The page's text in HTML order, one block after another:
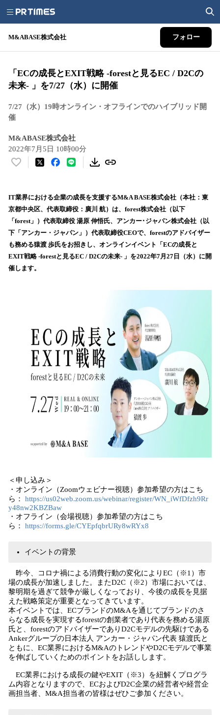
M&ABASE株式会社 フォロー
「ECの成長とEXIT戦略 -forestと見るEC / D2Cの
未来- 」を7/27（水）に開催
7/27（水）19時オンライン・オフラインでのハイブリッド開
催
M&ABASE株式会社
2022年7月5日 10時00分
い
！
数
を
読
込
み
中
IT業界における企業の成長を支援するM&A BASE株式会社（本社：東
京都中央区、代表取締役：廣川 航）は、forest株式会社（以下
「forest」）代表取締役 湯原 伸悟氏、アンカー･ジャパン株式会社（以
下「アンカー・ジャパン」）代表取締役CEOで、forestのアドバイザー
も務める猿渡 歩氏をお招きし、オンラインイベント「ECの成長と
EXIT戦略 -forestと見るEC / D2Cの未来- 」を2022年7月27日（水）に開
催します。
＜申し込み＞
・オンライン（Zoomウェビナー視聴）参加希望の方はこち
ら： https://us02web.zoom.us/webinar/register/WN_iWfDfzh9Rr
y48nw2KBZBaw
・オフライン（会場視聴）参加希望の方はこち
ら： https://forms.gle/CYEpfqbrURy8wRYx8
イベントの背景
昨今、コロナ禍による消費行動の変化によりEC（※1）市
場の成長が加速しました。またD2C（※2）市場においては、
黎明期を過ぎて競争が厳しくなっており、今後の成長を見据
えた戦略策定が重要となってきています。
本イベントでは、ECブランドのM&Aを通じてブランドのさ
らなる成長を実現するforestの創業者であり代表を務める湯原
氏と、forestのアドバイザーでありD2Cモデルの先駆けである
Ankerグループの日本法人 アンカー・ジャパン代表 猿渡氏と
ともに、EC業界におけるM&AのトレンドやD2Cモデルで事業
を伸ばしていくためのポイントをお話しします。
EC業界における成長の鍵やEXIT（※3）を紐解くプログラ
ム内容となりますので、ECおよびD2C企業の経営者や経営企
画担当者、M&A担当者の皆様はぜひご参加ください。